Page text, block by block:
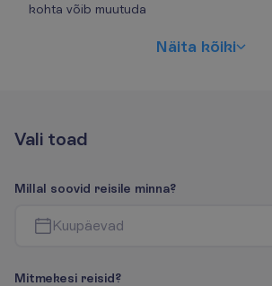
kohta võib muutuda
Näita kõiki
Vali toad
Millal soovid reisile minna?
Kuupäevad
Mitmekesi reisid?